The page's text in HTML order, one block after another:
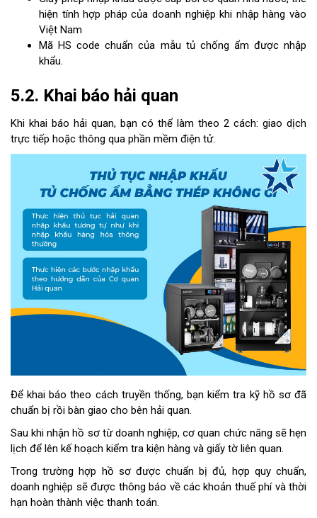
hiện tính hợp pháp của doanh nghiệp khi nhập hàng vào
Việt Nam
Mã HS code chuẩn của mẫu tủ chống ẩm được nhập
khẩu.
5.2. Khai báo hải quan
Khi khai báo hải quan, bạn có thể làm theo 2 cách: giao dịch
trực tiếp hoặc thông qua phần mềm điện tử.
Để khai báo theo cách truyền thống, bạn kiểm tra kỹ hồ sơ đã
chuẩn bị rồi bàn giao cho bên hải quan.
Sau khi nhận hồ sơ từ doanh nghiệp, cơ quan chức năng sẽ hẹn
lịch để lên kế hoạch kiểm tra kiện hàng và giấy tờ liên quan.
Trong trường hợp hồ sơ được chuẩn bị đủ, hợp quy chuẩn,
doanh nghiệp sẽ được thông báo về các khoản thuế phí và thời
hạn hoàn thành việc thanh toán.